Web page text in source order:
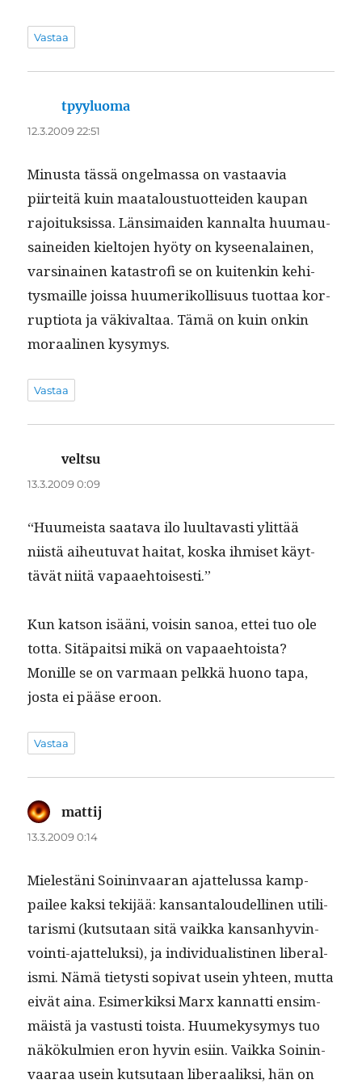
Vastaa
tpyyluoma
12.3.2009 22:51
Minus­ta tässä ongel­mas­sa on vas­taavia
piirteitä kuin maat­alous­tuot­tei­den kau­pan
rajoituk­sis­sa. Län­si­maid­en kannal­ta huumau­
sainei­den kiel­to­jen hyö­ty on kyseenalainen,
varsi­nainen katas­trofi se on kuitenkin kehi­
tys­maille jois­sa huumerikol­lisu­us tuot­taa kor­
rup­tio­ta ja väki­val­taa. Tämä on kuin onkin
moraa­li­nen kysymys.
Vastaa
veltsu
13.3.2009 0:09
“Huumeista saata­va ilo luul­tavasti ylit­tää
niistä aiheutu­vat hai­tat, kos­ka ihmiset käyt­
tävät niitä vapaaehtoisesti.”
Kun kat­son isääni, voisin sanoa, ettei tuo ole
tot­ta. Sitä­pait­si mikä on vapaae­htoista?
Monille se on var­maan pelkkä huono tapa,
jos­ta ei pääse eroon.
Vastaa
mattij
13.3.2009 0:14
Mielestäni Soin­in­vaaran ajat­telus­sa kamp­
pailee kak­si tek­i­jää: kansan­taloudelli­nen util­i­
taris­mi (kut­su­taan sitä vaik­ka kansan­hyv­in­
voin­ti-ajat­teluk­si), ja indi­vid­u­al­isti­nen lib­er­al­
is­mi. Nämä tietysti sopi­vat usein yhteen, mut­ta
eivät aina. Esimerkik­si Marx kan­nat­ti ensim­
mäistä ja vas­tusti toista. Huumekysymys tuo
näkökul­mien eron hyvin esi­in. Vaik­ka Soin­in­
vaaraa usein kut­su­taan lib­er­aa­lik­si, hän on